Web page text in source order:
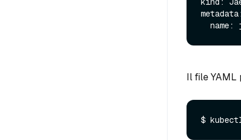
metadata:
Il file YAML